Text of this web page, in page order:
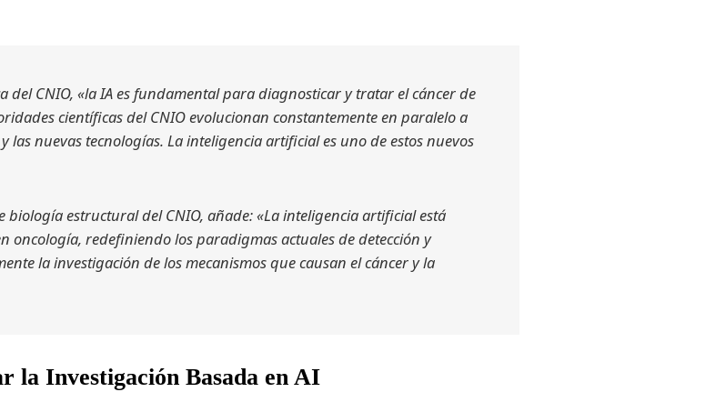
del CNIO, «la IA es fundamental para diagnosticar y tratar el cáncer de
científicas del CNIO evolucionan constantemente en paralelo a
las nuevas tecnologías. La inteligencia artificial es uno de estos nuevos
estructural del CNIO, añade: «La inteligencia artificial está
oncología, redefiniendo los paradigmas actuales de detección y
la investigación de los mecanismos que causan el cáncer y la
la Investigación Basada en AI